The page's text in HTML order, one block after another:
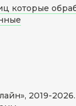
2019-2026.
которые